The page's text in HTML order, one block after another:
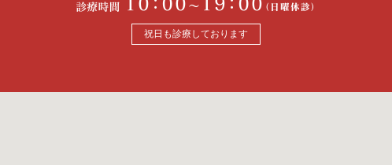
祝日も診療しております